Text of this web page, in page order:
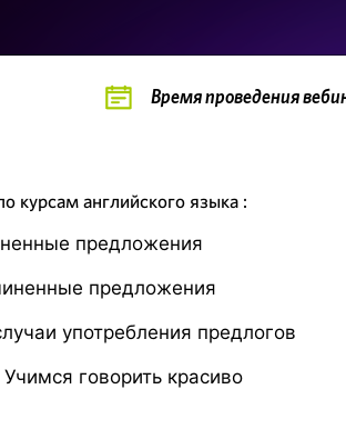
Время проведения
курсам английского языка :
предложения
предложения
употребления предлогов
говорить красиво